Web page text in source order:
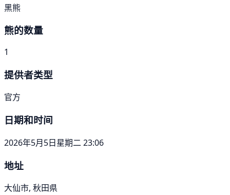
黑熊
熊的数量
1
提供者类型
官方
日期和时间
2026年5月5日星期二 23:06
地址
大仙市, 秋田県